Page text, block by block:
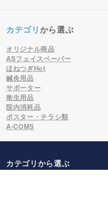
カテゴリから選ぶ
オリジナル商品
ASフェイスペーパー
ほねつぎHot
鍼灸用品
サポーター
衛生用品
院内消耗品
ポスター・チラシ類
A-COMS
カテゴリから選ぶ